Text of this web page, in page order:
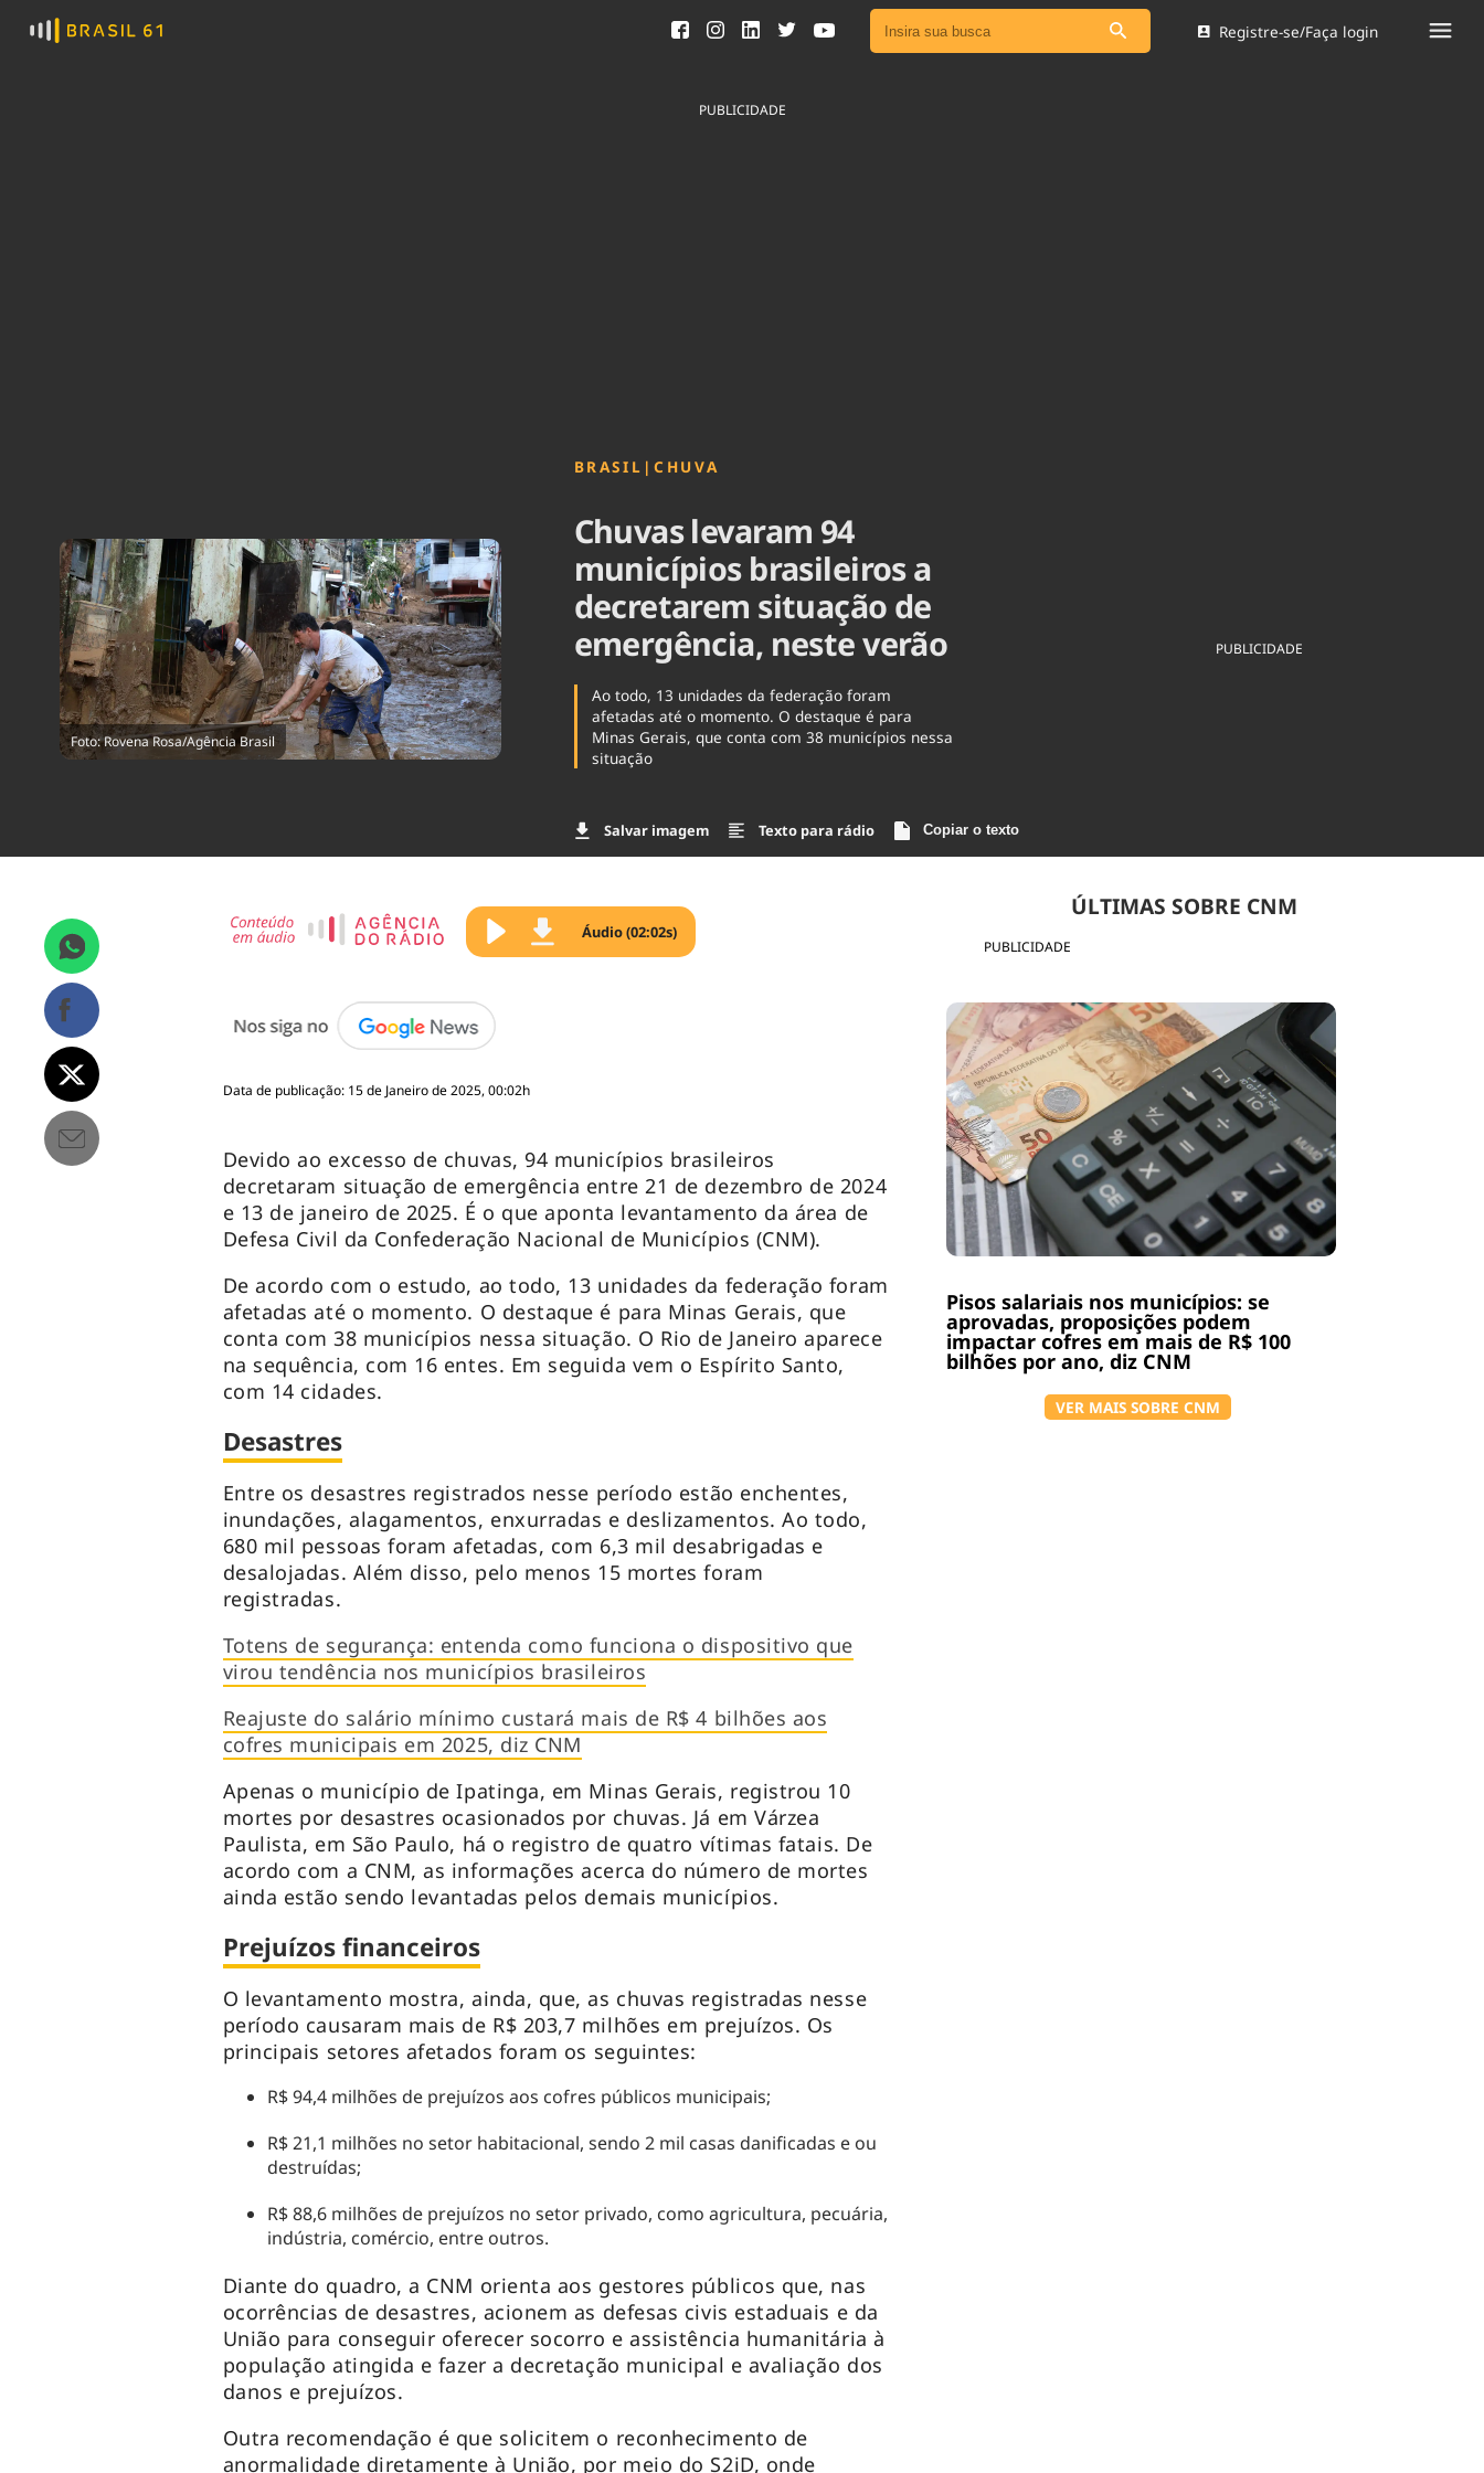
Ver todas as notícias
Brasil Mineral
Ciência & Tecnologia
Cinema
Comportamento
Registre-se/Faça login
PUBLICIDADE
Foto: Rovena Rosa/Agência Brasil
BRASIL |CHUVA
Chuvas levaram 94
municípios brasileiros a
decretarem situação de
emergência, neste verão
Ao todo, 13 unidades da federação foram
afetadas até o momento. O destaque é para
Minas Gerais, que conta com 38 municípios nessa
situação
Salvar imagem Texto para rádio Copiar o texto
PUBLICIDADE
PUBLICIDADE
ÚLTIMAS SOBRE CNM
Pisos salariais nos municípios: se
aprovadas, proposições podem
impactar cofres em mais de R$ 100
bilhões por ano, diz CNM
VER MAIS SOBRE CNM
Áudio (02:02s)
Data de publicação: 15 de Janeiro de 2025, 00:02h
Devido ao excesso de chuvas, 94 municípios brasileiros
decretaram situação de emergência entre 21 de dezembro de 2024
e 13 de janeiro de 2025. É o que aponta levantamento da área de
Defesa Civil da Confederação Nacional de Municípios (CNM).
De acordo com o estudo, ao todo, 13 unidades da federação foram
afetadas até o momento. O destaque é para Minas Gerais, que
conta com 38 municípios nessa situação. O Rio de Janeiro aparece
na sequência, com 16 entes. Em seguida vem o Espírito Santo,
com 14 cidades.
Desastres
Entre os desastres registrados nesse período estão enchentes,
inundações, alagamentos, enxurradas e deslizamentos. Ao todo,
680 mil pessoas foram afetadas, com 6,3 mil desabrigadas e
desalojadas. Além disso, pelo menos 15 mortes foram
registradas.
Totens de segurança: entenda como funciona o dispositivo que
virou tendência nos municípios brasileiros
Reajuste do salário mínimo custará mais de R$ 4 bilhões aos
cofres municipais em 2025, diz CNM
Apenas o município de Ipatinga, em Minas Gerais, registrou 10
mortes por desastres ocasionados por chuvas. Já em Várzea
Paulista, em São Paulo, há o registro de quatro vítimas fatais. De
acordo com a CNM, as informações acerca do número de mortes
ainda estão sendo levantadas pelos demais municípios.
Prejuízos financeiros
O levantamento mostra, ainda, que, as chuvas registradas nesse
período causaram mais de R$ 203,7 milhões em prejuízos. Os
principais setores afetados foram os seguintes:
R$ 94,4 milhões de prejuízos aos cofres públicos municipais;
R$ 21,1 milhões no setor habitacional, sendo 2 mil casas danificadas e ou
destruídas;
R$ 88,6 milhões de prejuízos no setor privado, como agricultura, pecuária,
indústria, comércio, entre outros.
Diante do quadro, a CNM orienta aos gestores públicos que, nas
ocorrências de desastres, acionem as defesas civis estaduais e da
União para conseguir oferecer socorro e assistência humanitária à
população atingida e fazer a decretação municipal e avaliação dos
danos e prejuízos.
Outra recomendação é que solicitem o reconhecimento de
anormalidade diretamente à União, por meio do S2iD, onde